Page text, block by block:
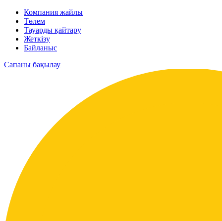
Компания жайлы
Төлем
Тауарды қайтару
Жеткізу
Байланыс
Сапаны бақылау